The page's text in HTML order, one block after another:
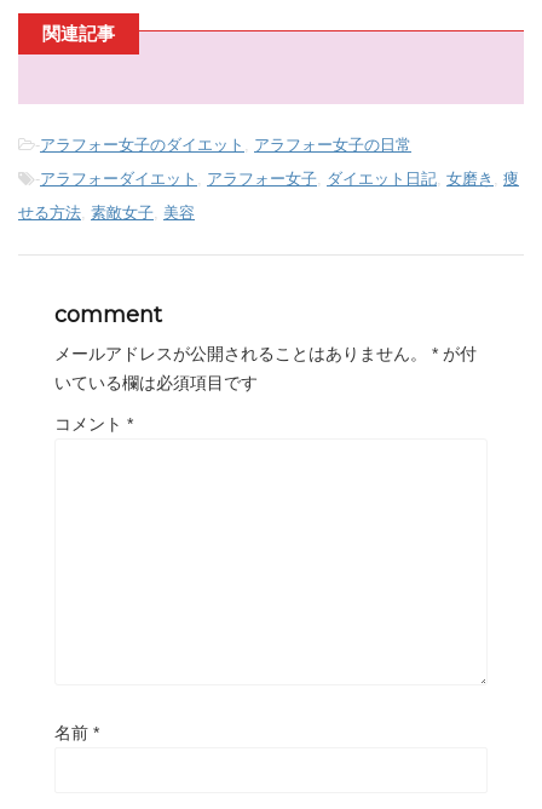
関連記事
-アラフォー女子のダイエット , アラフォー女子の日常
-アラフォーダイエット , アラフォー女子, ダイエット日記, 女磨き , 痩
せる方法, 素敵女子, 美容
comment
メールアドレスが公開されることはありません。 * が付
いている欄は必須項目です
コメント *
名前 *